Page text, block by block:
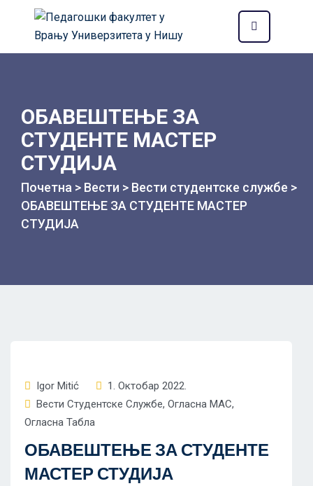
ОБАВЕШТЕЊЕ ЗА
СТУДЕНТЕ МАСТЕР
СТУДИЈА
Почетна > Вести > Вести студентске службе >
ОБАВЕШТЕЊЕ ЗА СТУДЕНТЕ МАСТЕР
СТУДИЈА
Igor Mitić
1. Октобар 2022.
Вести Студентске Службе, Огласна МАС,
Огласна Табла
ОБАВЕШТЕЊЕ ЗА СТУДЕНТЕ
МАСТЕР СТУДИЈА